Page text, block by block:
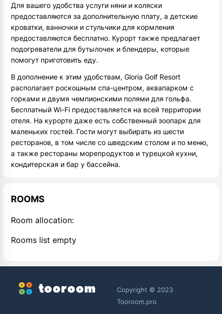
Для вашего удобства услуги няни и коляски
предоставляются за дополнительную плату, а детские
кроватки, ванночки и стульчики для кормления
предоставляются бесплатно. Курорт также предлагает
подогреватели для бутылочек и блендеры, которые
помогут приготовить еду.
В дополнение к этим удобствам, Gloria Golf Resort
располагает роскошным спа-центром, аквапарком с
горками и двумя чемпионскими полями для гольфа.
Бесплатный Wi-Fi предоставляется на всей территории
отеля. На курорте даже есть собственный зоопарк для
маленьких гостей. Гости могут выбирать из шести
ресторанов, в том числе со шведским столом и по меню,
а также рестораны морепродуктов и турецкой кухни,
кондитерская и бар у бассейна.
ROOMS
Room allocation:
Rooms list empty
Copyright © 2023
Tooroom.pro